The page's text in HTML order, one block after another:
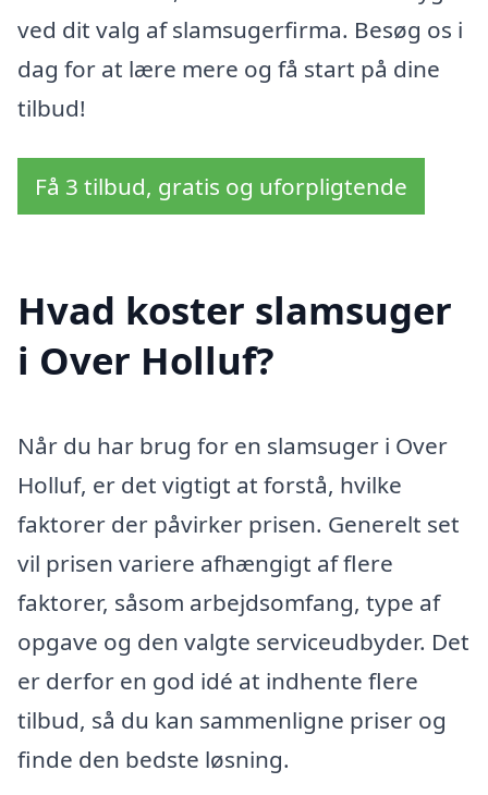
ved dit valg af slamsugerfirma. Besøg os i
dag for at lære mere og få start på dine
tilbud!
Få 3 tilbud, gratis og uforpligtende
Hvad koster slamsuger
i Over Holluf?
Når du har brug for en slamsuger i Over
Holluf, er det vigtigt at forstå, hvilke
faktorer der påvirker prisen. Generelt set
vil prisen variere afhængigt af flere
faktorer, såsom arbejdsomfang, type af
opgave og den valgte serviceudbyder. Det
er derfor en god idé at indhente flere
tilbud, så du kan sammenligne priser og
finde den bedste løsning.